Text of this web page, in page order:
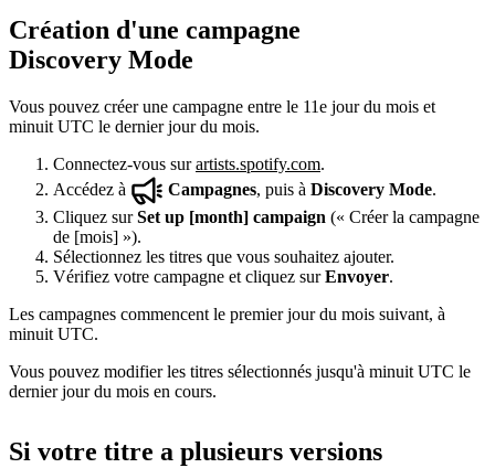
Création d'une campagne
Discovery Mode
Vous pouvez créer une campagne entre le 11e jour du mois et
minuit UTC le dernier jour du mois.
Connectez-vous surartists.spotify.com.
Accédez à
Campagnes, puis à Discovery Mode.
Cliquez surSet up [month] campaign (« Créer la campagne
de [mois] »).
Sélectionnez les titres que vous souhaitez ajouter.
Vérifiez votre campagne et cliquez surEnvoyer.
Les campagnes commencent le premier jour du mois suivant, à
minuit UTC.
Vous pouvez modifier les titres sélectionnés jusqu'à minuit UTC le
dernier jour du mois en cours.
Si votre titre a plusieurs versions